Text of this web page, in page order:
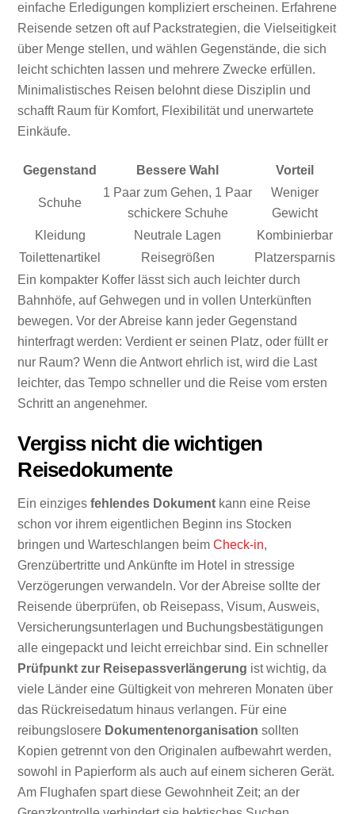
einfache Erledigungen kompliziert erscheinen. Erfahrene
Reisende setzen oft auf Packstrategien, die Vielseitigkeit
über Menge stellen, und wählen Gegenstände, die sich
leicht schichten lassen und mehrere Zwecke erfüllen.
Minimalistisches Reisen belohnt diese Disziplin und
schafft Raum für Komfort, Flexibilität und unerwartete
Einkäufe.
Gegenstand Bessere Wahl Vorteil
Schuhe
1 Paar zum Gehen, 1 Paar
schickere Schuhe
Weniger
Gewicht
Kleidung
Neutrale Lagen
Kombinierbar
Toilettenartikel
Reisegrößen
Platzersparnis
Ein kompakter Koffer lässt sich auch leichter durch
Bahnhöfe, auf Gehwegen und in vollen Unterkünften
bewegen. Vor der Abreise kann jeder Gegenstand
hinterfragt werden: Verdient er seinen Platz, oder füllt er
nur Raum? Wenn die Antwort ehrlich ist, wird die Last
leichter, das Tempo schneller und die Reise vom ersten
Schritt an angenehmer.
Vergiss nicht die wichtigen
Reisedokumente
Ein einzigesfehlendes Dokument kann eine Reise
schon vor ihrem eigentlichen Beginn ins Stocken
bringen und Warteschlangen beimCheck-in,
Grenzübertritte und Ankünfte im Hotel in stressige
Verzögerungen verwandeln. Vor der Abreise sollte der
Reisende überprüfen, ob Reisepass, Visum, Ausweis,
Versicherungsunterlagen und Buchungsbestätigungen
alle eingepackt und leicht erreichbar sind. Ein schneller
Prüfpunkt zur Reisepassverlängerung ist wichtig, da
viele Länder eine Gültigkeit von mehreren Monaten über
das Rückreisedatum hinaus verlangen. Für eine
reibungslosere Dokumentenorganisation sollten
Kopien getrennt von den Originalen aufbewahrt werden,
sowohl in Papierform als auch auf einem sicheren Gerät.
Am Flughafen spart diese Gewohnheit Zeit; an der